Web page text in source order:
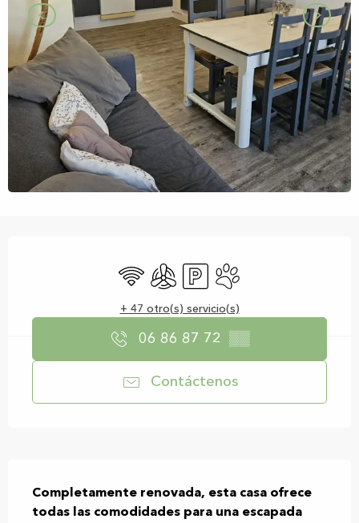
Wifi Aire Acondicionado
Aparcamiento
Se aceptan animales
+ 47 otro(s) servicio(s)
06 86 87 72 ▒▒
Contáctenos
Completamente renovada, esta casa ofrece
todas las comodidades para una escapada